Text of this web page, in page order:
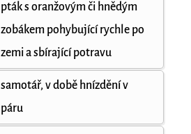
pták s oranžovým či hnědým
zobákem pohybující rychle po
zemi a sbírající potravu
samotář, v době hnízdění v
páru